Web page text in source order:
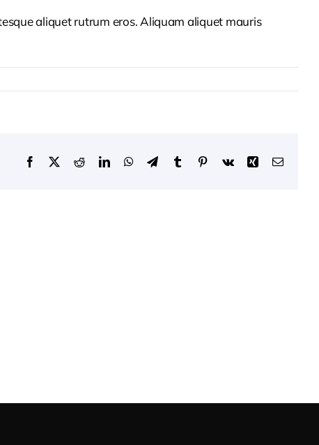
aliquet rutrum eros. Aliquam aliquet mauris
Facebook RedditLinkedInWhatsApp
TelegramTumblrPinterestVk Xing Email